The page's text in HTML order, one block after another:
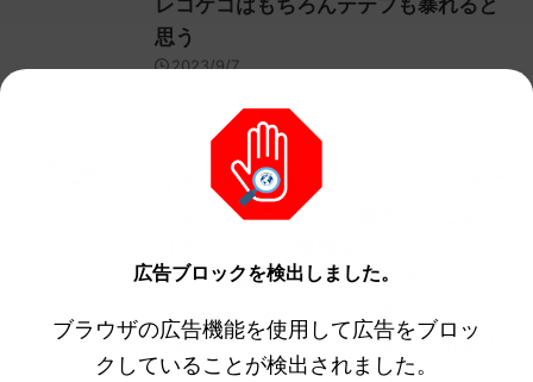
レコケコはもちろんテテフも暴れると
思う
2023/9/7
ポケモンSV
【ポケモンSV】ドーブルについて気に
なるから、コメントを集めてみたよ！
NPCがほぼシングルのパルデアでどう
大会でタイム先生と当たるまで粘る？
2023/8/24
広告ブロックを検出しました。
ブラウザの広告機能を使用して広告をブロッ
クしていることが検出されました。